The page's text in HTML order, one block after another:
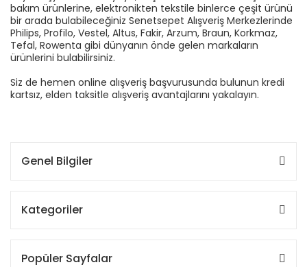
bakım ürünlerine, elektronikten tekstile binlerce çeşit ürünü
bir arada bulabileceğiniz Senetsepet Alışveriş Merkezlerinde
Philips, Profilo, Vestel, Altus, Fakir, Arzum, Braun, Korkmaz,
Tefal, Rowenta gibi dünyanın önde gelen markaların
ürünlerini bulabilirsiniz.
Siz de hemen online alışveriş başvurusunda bulunun kredi
kartsız, elden taksitle alışveriş avantajlarını yakalayın.
Genel Bilgiler
Kategoriler
Popüler Sayfalar